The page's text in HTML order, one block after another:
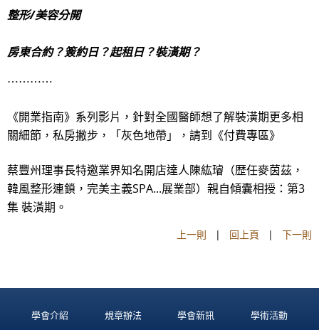
整形/美容分開
房東合約？簽約日？起租日？裝潢期？
⋯⋯⋯⋯
《開業指南》系列影片，針對全國醫師想了解裝潢期更多相
關細節，私房撇步，「灰色地帶」，請到《付費專區》
蔡豐州理事長特邀業界知名開店達人陳紘璿（歴任麥茵茲，
韓風整形連鎖，完美主義SPA...展業部）親自傾囊相授：第3
集 裝潢期。
上一則 | 回上頁 | 下一則
學會介紹 規章辦法 學會新訊 學術活動